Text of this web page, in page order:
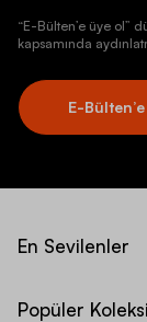
“E-Bülten’e üye ol”
kapsamında
E-
En Sevilenler
Popüler